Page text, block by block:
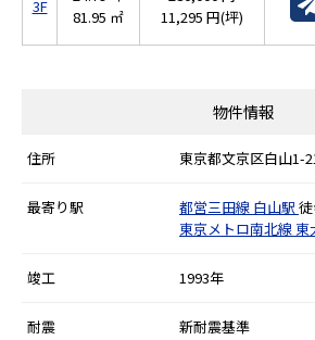
3F
81.95 ㎡
11,295 円(坪)
物件情報
住所 東京都文京区白山1-
最寄り駅 都営三田線 白山駅
東京メトロ南北線 東
竣工 1993年
耐震 新耐震基準